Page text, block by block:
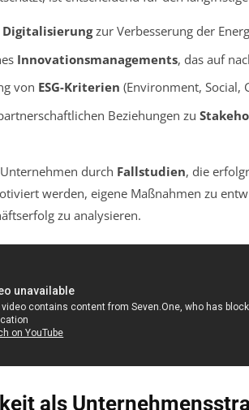
Digitalisierungzur Verbesserung der
Innovationsmanagements, das auf
von ESG-Kriterien (Environment, Social,
Beziehungen zu
durch Fallstudien, die
werden, eigene Maßnahmen zu
zu analysieren.
als